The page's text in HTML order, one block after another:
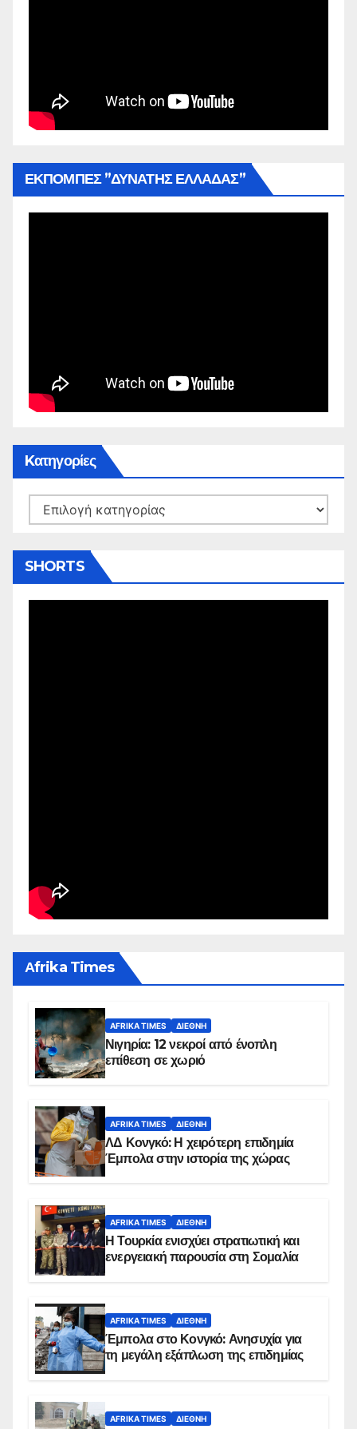
ΕΚΠΟΜΠΕΣ ”ΔΥΝΑΤΗΣ ΕΛΛΑΔΑΣ”
Kατηγορίες
Kατηγορίες
SHORTS
Αfrika Times
AFRIKA TIMES ΔΙΕΘΝΉ
Νιγηρία: 12 νεκροί από ένοπλη
επίθεση σε χωριό
AFRIKA TIMES ΔΙΕΘΝΉ
ΛΔ Κονγκό: Η χειρότερη επιδημία
Έμπολα στην ιστορία της χώρας
AFRIKA TIMES ΔΙΕΘΝΉ
Η Τουρκία ενισχύει στρατιωτική και
ενεργειακή παρουσία στη Σομαλία
AFRIKA TIMES ΔΙΕΘΝΉ
Έμπολα στο Κονγκό: Ανησυχία για
τη μεγάλη εξάπλωση της επιδημίας
AFRIKA TIMES ΔΙΕΘΝΉ